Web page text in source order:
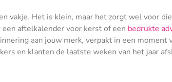
vakje. Het is klein, maar het zorgt wel voor
aftelkalender voor kerst of een bedrukte
aan jouw merk, verpakt in een moment
en klanten de laatste weken van het jaar